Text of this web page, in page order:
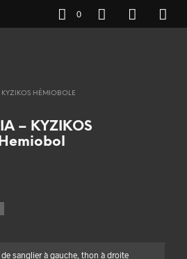
0
KYZIKOS HÉMIOBOLE
– KYZIKOS
Hemiobol
sanglier à gauche, thon à droite